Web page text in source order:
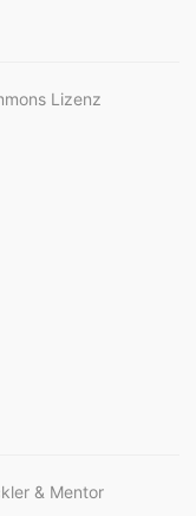
Lizenz
& Mentor